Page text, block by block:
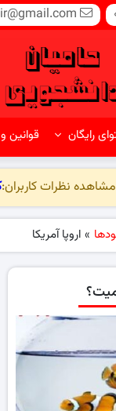
رایگان قوانین
نظرات کاربران:
» اروپا آمریکا